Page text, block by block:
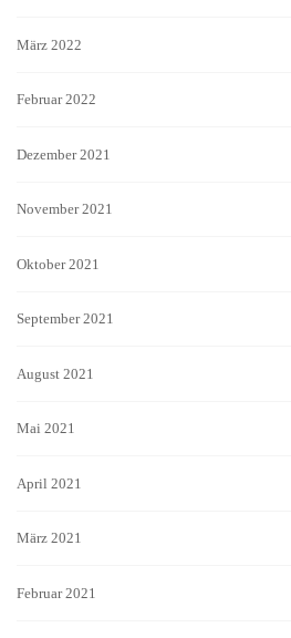
März 2022
Februar 2022
Dezember 2021
November 2021
Oktober 2021
September 2021
August 2021
Mai 2021
April 2021
März 2021
Februar 2021